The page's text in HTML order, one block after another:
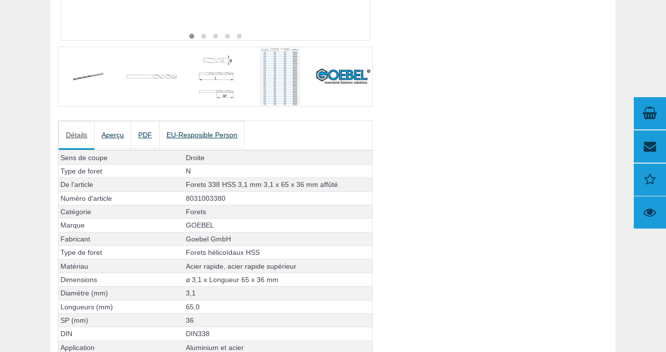
Détails Aperçu PDF EU-Resposible Person
Sens de coupe Droite
Type de foret
N
De l'article Forets 338 HSS 3,1 mm 3,1 x 65 x 36 mm affûté
Numéro d'article 8031003380
Catégorie Forets
Marque GOEBEL
Fabricant Goebel GmbH
Type de foret Forets hélicoïdaux HSS
Matériau Acier rapide acier rapide supérieur
Dimensions ⌀ 3 1 x Longueur 65 x 36 mm
Diamètre (mm) 3,1
Longueurs (mm) 65 ,0
SP (mm) 36
DIN DIN338
Application Aluminium et acier